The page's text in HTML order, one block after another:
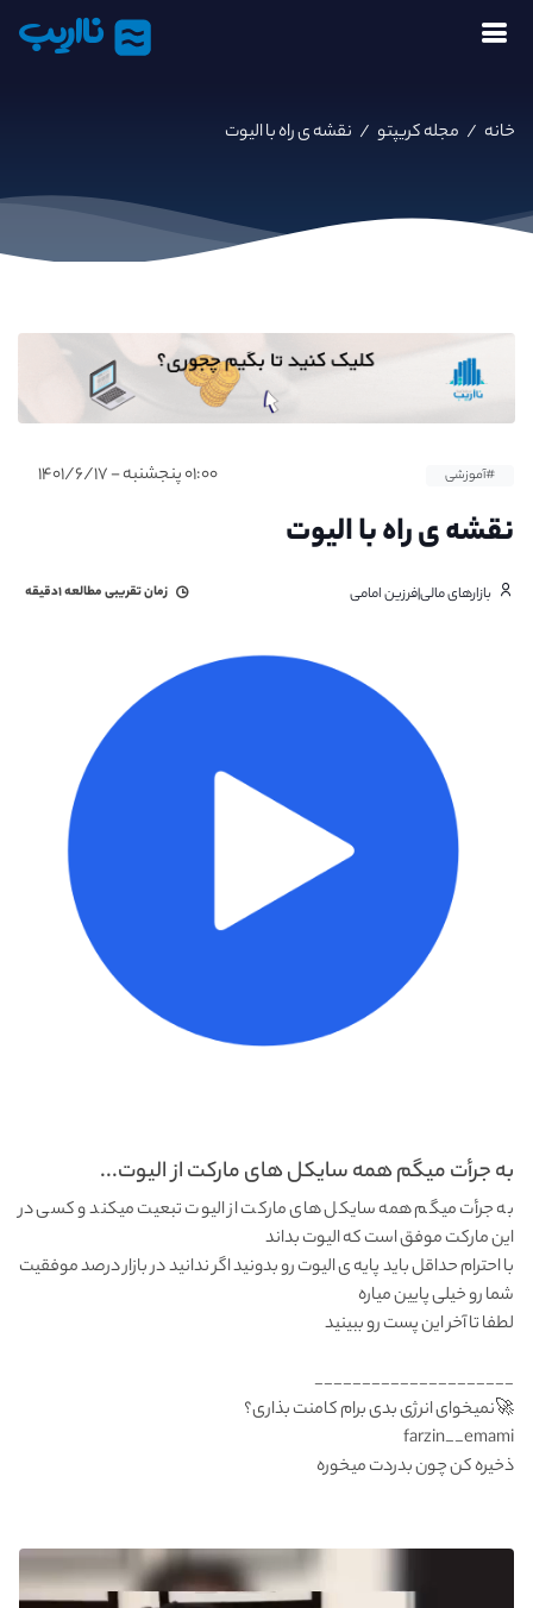
نااریب
خانه / مجله کریپتو / نقشه ی راه با الیوت
#آموزشی ۰۱:۰۰ پنجشنبه - ۱۴۰۱/۶/۱۷
نقشه ی راه با الیوت
بازارهای مالی|فرزین امامی زمان تقریبی مطالعه۱دقیقه
به جرأت میگم همه سایکل های مارکت از الیوت...
به جرأت میگم همه سایکل های مارکت از الیوت تبعیت میکند و کسی در
این مارکت موفق است که الیوت بداند
با احترام حداقل باید پایه ی الیوت رو بدونید اگر ندانید در بازار درصد موفقیت
شما رو خیلی پایین میاره
لطفا تا آخر این پست رو ببینید
_____________________
farzin__emami